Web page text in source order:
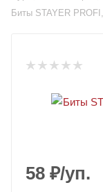
Биты STAYER
58 ₽/уп.